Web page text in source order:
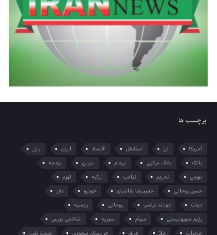
برچسب ها
آمریکا ارز استقلال اقتصاد ایران
بازار
بانک
بانک مرکزی برجام بنزین
بودجه
بورس
تحریم ترامپ ترکیه
تورم
حسن روحانی
حمیدرضا نقاشیان خودرو
دلار
دولت
دونالد ترامپ روحانی
روسیه
رژیم صهیونیستی
سهام سوریه
شاخص بورس